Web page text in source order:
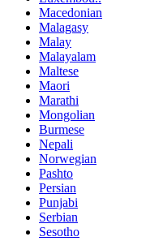
Macedonian
Malagasy
Malay
Malayalam
Maltese
Maori
Marathi
Mongolian
Burmese
Nepali
Norwegian
Pashto
Persian
Punjabi
Serbian
Sesotho